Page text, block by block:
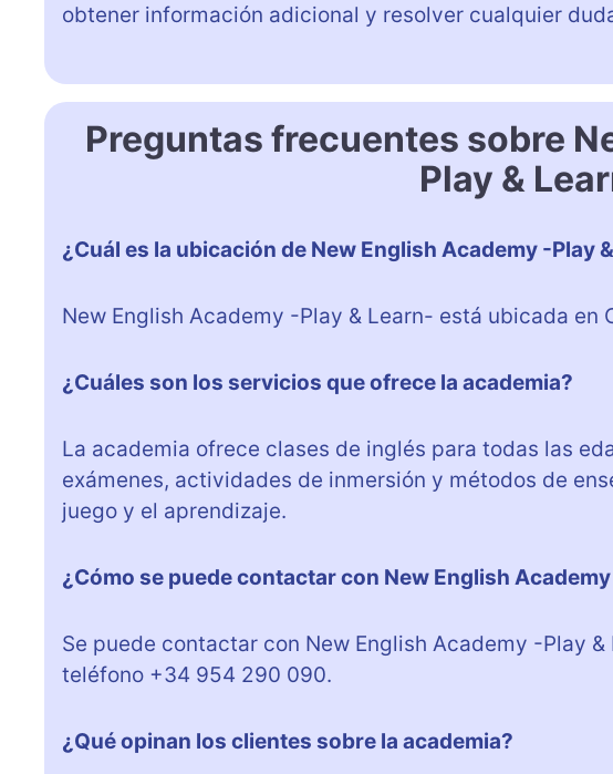
obtener información adicional y resolver cualquier
Preguntas frecuentes sobre
Play &
¿Cuál es la ubicación de New English Academy -Play
New English Academy -Play & Learn- está ubicada en
¿Cuáles son los servicios que ofrece la academia?
La academia ofrece clases de inglés para todas las
exámenes, actividades de inmersión y métodos de
juego y el aprendizaje.
¿Cómo se puede contactar con New English
Se puede contactar con New English Academy -Play
teléfono +34 954 290 090.
¿Qué opinan los clientes sobre la academia?